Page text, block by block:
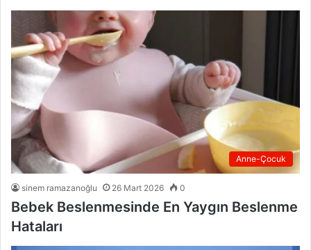
Anne-Çocuk
sinem ramazanoğlu 26 Mart 2026 0
Bebek Beslenmesinde En Yaygın Beslenme
Hataları